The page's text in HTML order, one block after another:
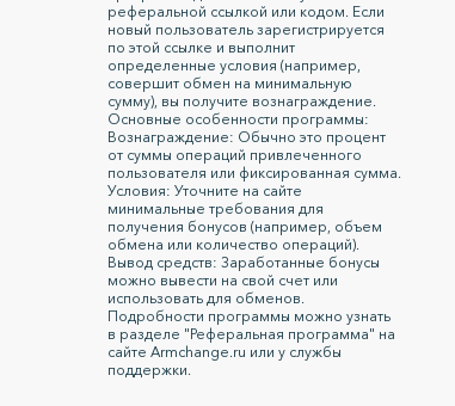
реферальной ссылкой или кодом. Если
новый пользователь зарегистрируется
по этой ссылке и выполнит
определенные условия (например,
совершит обмен на минимальную
сумму), вы получите вознаграждение.
Основные особенности программы:
Вознаграждение: Обычно это процент
от суммы операций привлеченного
пользователя или фиксированная сумма.
Условия: Уточните на сайте
минимальные требования для
получения бонусов (например, объем
обмена или количество операций).
Вывод средств: Заработанные бонусы
можно вывести на свой счет или
использовать для обменов.
Подробности программы можно узнать
в разделе "Реферальная программа" на
сайте Armchange.ru или у службы
поддержки.